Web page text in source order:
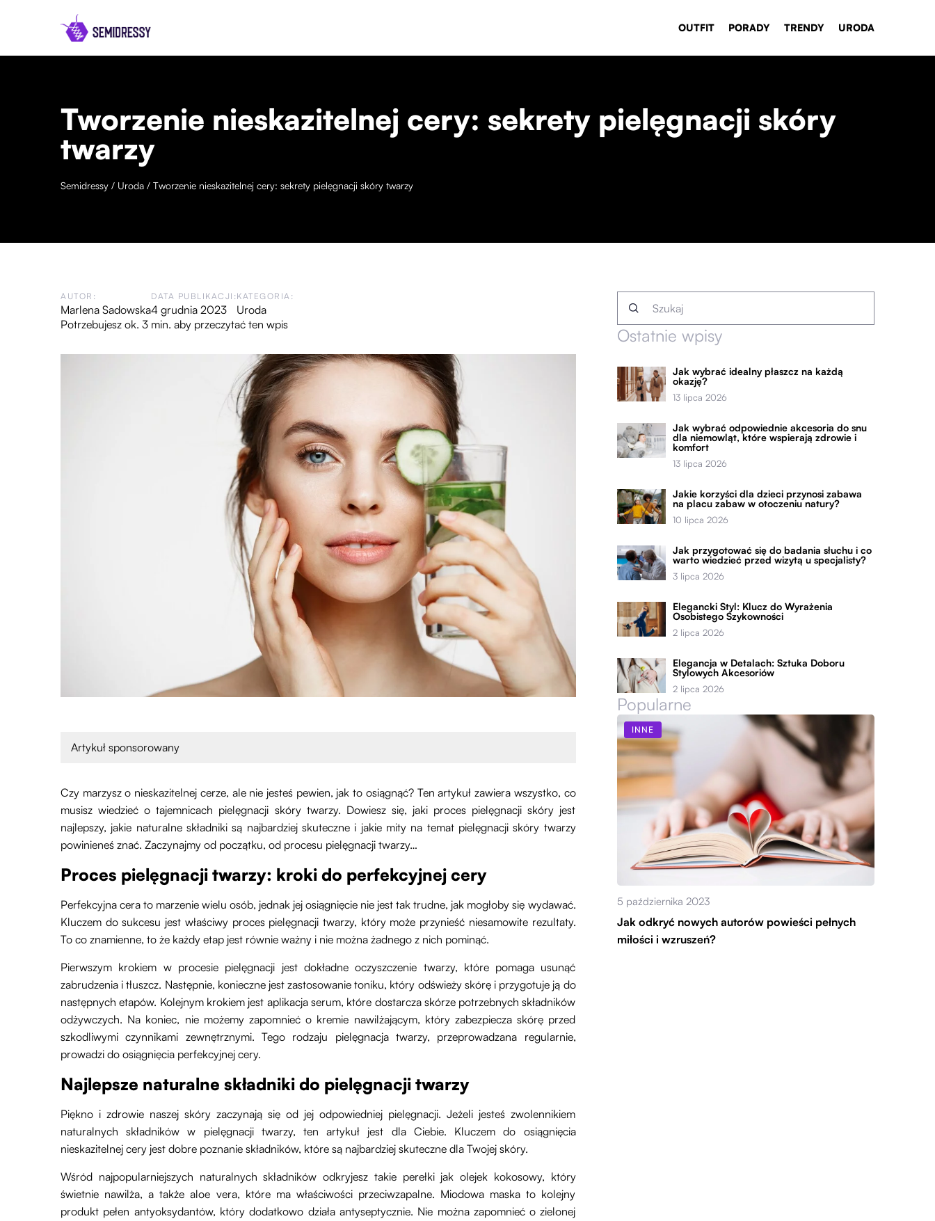
OUTFIT PORADY TRENDY URODA
Tworzenie nieskazitelnej cery: sekrety pielęgnacji skóry
twarzy
Semidressy / Uroda / Tworzenie nieskazitelnej cery: sekrety pielęgnacji skóry twarzy
AUTOR:
Marlena Sadowska
DATA PUBLIKACJI:
4 grudnia 2023
KATEGORIA:
Uroda
Potrzebujesz ok. 3 min. aby przeczytać ten wpis
Artykuł sponsorowany
Czy marzysz o nieskazitelnej cerze, ale nie jesteś pewien, jak to osiągnąć? Ten artykuł zawiera wszystko, co
musisz wiedzieć o tajemnicach pielęgnacji skóry twarzy. Dowiesz się, jaki proces pielęgnacji skóry jest
najlepszy, jakie naturalne składniki są najbardziej skuteczne i jakie mity na temat pielęgnacji skóry twarzy
powinieneś znać. Zaczynajmy od początku, od procesu pielęgnacji twarzy…
Proces pielęgnacji twarzy: kroki do perfekcyjnej cery
Perfekcyjna cera to marzenie wielu osób, jednak jej osiągnięcie nie jest tak trudne, jak mogłoby się wydawać.
Kluczem do sukcesu jest właściwy proces pielęgnacji twarzy, który może przynieść niesamowite rezultaty.
To co znamienne, to że każdy etap jest równie ważny i nie można żadnego z nich pominąć.
Pierwszym krokiem w procesie pielęgnacji jest dokładne oczyszczenie twarzy, które pomaga usunąć
zabrudzenia i tłuszcz. Następnie, konieczne jest zastosowanie toniku, który odświeży skórę i przygotuje ją do
następnych etapów. Kolejnym krokiem jest aplikacja serum, które dostarcza skórze potrzebnych składników
odżywczych. Na koniec, nie możemy zapomnieć o kremie nawilżającym, który zabezpiecza skórę przed
szkodliwymi czynnikami zewnętrznymi. Tego rodzaju pielęgnacja twarzy, przeprowadzana regularnie,
prowadzi do osiągnięcia perfekcyjnej cery.
Najlepsze naturalne składniki do pielęgnacji twarzy
Piękno i zdrowie naszej skóry zaczynają się od jej odpowiedniej pielęgnacji. Jeżeli jesteś zwolennikiem
naturalnych składników w pielęgnacji twarzy, ten artykuł jest dla Ciebie. Kluczem do osiągnięcia
nieskazitelnej cery jest dobre poznanie składników, które są najbardziej skuteczne dla Twojej skóry.
Wśród najpopularniejszych naturalnych składników odkryjesz takie perełki jak olejek kokosowy, który
świetnie nawilża, a także aloe vera, które ma właściwości przeciwzapalne. Miodowa maska to kolejny
produkt pełen antyoksydantów, który dodatkowo działa antyseptycznie. Nie można zapomnieć o zielonej
Ostatnie wpisy
Jak wybrać idealny płaszcz na każdą
okazję?
13 lipca 2026
Jak wybrać odpowiednie akcesoria do snu
dla niemowląt, które wspierają zdrowie i
komfort
13 lipca 2026
Jakie korzyści dla dzieci przynosi zabawa
na placu zabaw w otoczeniu natury?
10 lipca 2026
Jak przygotować się do badania słuchu i co
warto wiedzieć przed wizytą u specjalisty?
3 lipca 2026
Elegancki Styl: Klucz do Wyrażenia
Osobistego Szykowności
2 lipca 2026
Elegancja w Detalach: Sztuka Doboru
Stylowych Akcesoriów
2 lipca 2026
Popularne
INNE
5 października 2023
Jak odkryć nowych autorów powieści pełnych
miłości i wzruszeń?